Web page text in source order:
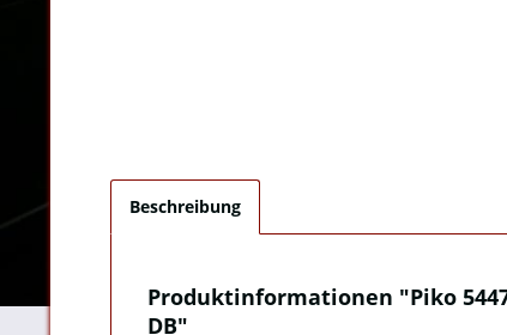
Beschreibung
Produktinformationen "Piko
DB"